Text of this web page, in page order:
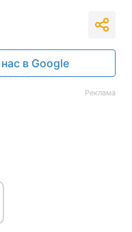
в Google
Реклама